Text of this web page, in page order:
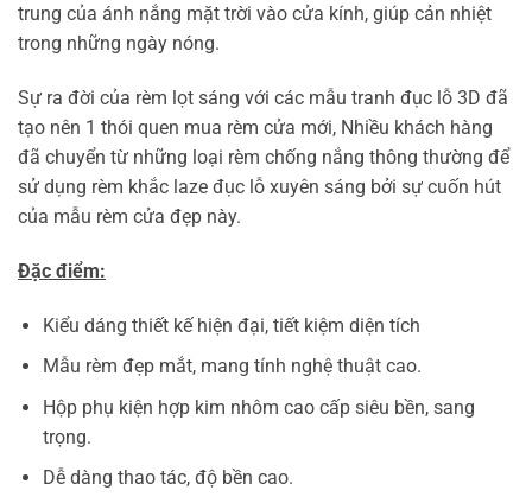
trung của ánh nắng mặt trời vào cửa kính, giúp cản nhiệt
trong những ngày nóng.
Sự ra đời của rèm lọt sáng với các mẫu tranh đục lỗ 3D đã
tạo nên 1 thói quen mua rèm cửa mới, Nhiều khách hàng
đã chuyển từ những loại rèm chống nắng thông thường để
sử dụng rèm khắc laze đục lỗ xuyên sáng bởi sự cuốn hút
của mẫu rèm cửa đẹp này.
Đặc điểm:
Kiểu dáng thiết kế hiện đại, tiết kiệm diện tích
Mẫu rèm đẹp mắt, mang tính nghệ thuật cao.
Hộp phụ kiện hợp kim nhôm cao cấp siêu bền, sang
trọng.
Dễ dàng thao tác, độ bền cao.